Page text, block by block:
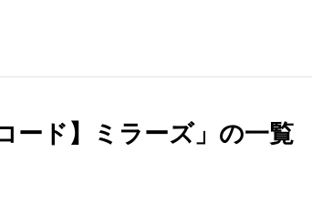
ード】ミラーズ」の一覧